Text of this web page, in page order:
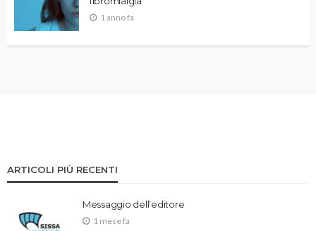
1 anno fa
ARTICOLI PIÙ RECENTI
Messaggio dell’editore
1 mese fa